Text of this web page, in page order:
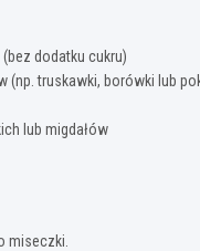
dodatku cukru)
(np. truskawki, borówki lub
lub migdałów
miseczki.